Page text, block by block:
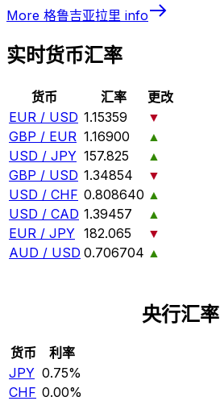
More 格鲁吉亚拉里 info
实时货币汇率
货币 汇率
更改
EUR / USD 1.15359
▼
GBP / EUR 1.16900
▲
USD / JPY 157.825
▲
GBP / USD 1.34854
▼
USD / CHF 0.808640 ▲
USD / CAD 1.39457
▲
EUR / JPY 182.065
▼
AUD / USD 0.706704 ▲
央行汇率
货币
利率
JPY 0.75%
CHF 0.00%